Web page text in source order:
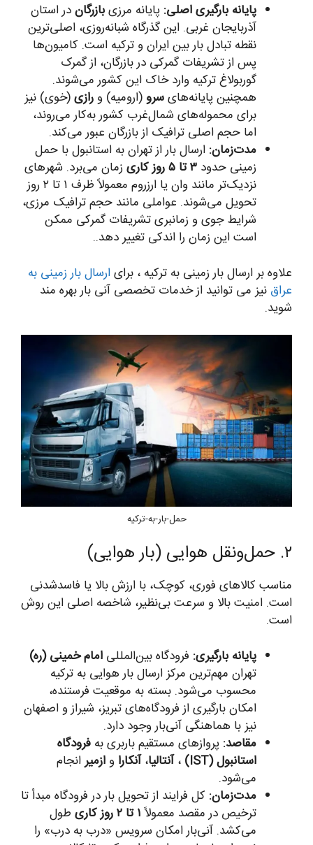
پایانه بارگیری اصلی: پایانه مرزیبازرگاندر استان
آذربایجان غربی. این گذرگاه شبانه‌روزی، اصلی‌ترین
نقطه تبادل بار بین ایران و ترکیه است. کامیون‌ها
پس از تشریفات گمرکی در بازرگان، از گمرک
گوربولاغ ترکیه وارد خاک این کشور می‌شوند.
همچنین پایانه‌هایسرو(ارومیه) ورازی(خوی) نیز
برای محموله‌های شمال‌غرب کشور به‌کار می‌روند،
اما حجم اصلی ترافیک از بازرگان عبور می‌کند.
مدت‌زمان: ارسال بار از تهران به استانبول با حمل
زمینی حدود ۳ تا ۵ روز کاری
زمان می‌برد. شهرهای
نزدیک‌تر مانند وان یا ارزروم معمولاً ظرف ۱ تا ۲ روز
تحویل می‌شوند. عواملی مانند حجم ترافیک مرزی،
شرایط جوی و زمانبری تشریفات گمرکی ممکن
است این زمان را اندکی تغییر دهد..
علاوه بر ارسال بار زمینی به ترکیه ، برایارسال بار زمینی به
عراق نیز می توانید از خدمات تخصصی آنی بار بهره مند
شوید.
حمل-بار-به-ترکیه
۲. حمل‌ونقل هوایی (بار هوایی)
مناسب کالاهای فوری، کوچک، با ارزش بالا یا فاسدشدنی
است. امنیت بالا و سرعت بی‌نظیر، شاخصه اصلی این روش
است.
پایانه بارگیری: فرودگاه بین‌المللی امام خمینی (ره)
تهران مهم‌ترین مرکز ارسال بار هوایی به ترکیه
محسوب می‌شود. بسته به موقعیت فرستنده،
امکان بارگیری از فرودگاه‌های تبریز، شیراز و اصفهان
نیز با هماهنگی آنی‌بار وجود دارد.
مقاصد: پروازهای مستقیم باربری به فرودگاه
استانبول (IST)
،آنتالیا،آنکارا وازمیرانجام
می‌شود.
مدت‌زمان: کل فرایند از تحویل بار در فرودگاه مبدأ تا
ترخیص در مقصد معمولاً۱ تا ۲ روز کاری
طول
می‌کشد. آنی‌بار امکان سرویس «درب به درب» را